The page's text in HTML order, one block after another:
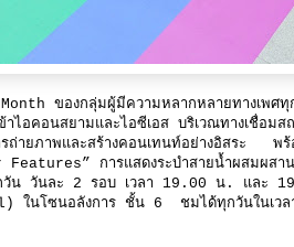
ของกลุ่มผู้มีความหลากหลายทางเพศ
ไอคอนสยามและไอซีเอส บริเวณทางเชื่อ
ถ่ายภาพและสร้างคอนเทนท์อย่างอิสระ พ
การแสดงระบำสายน้ำผสมผสาน
กวัน วันละ 2 รอบ เวลา 19.00 น. และ
ในโซนอลังการ ชั้น 6 ชมได้ทุกวันใน